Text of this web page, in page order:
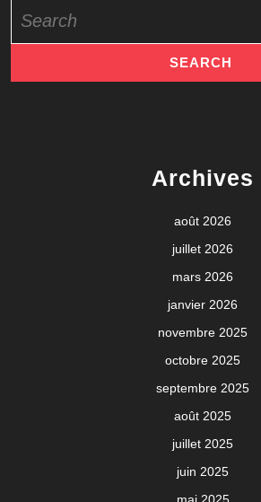
for:
Archives
août 2026
juillet 2026
mars 2026
janvier 2026
novembre 2025
octobre 2025
septembre 2025
août 2025
juillet 2025
juin 2025